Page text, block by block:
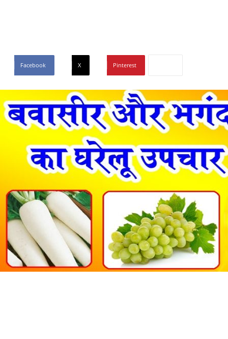
Facebook X Pinterest